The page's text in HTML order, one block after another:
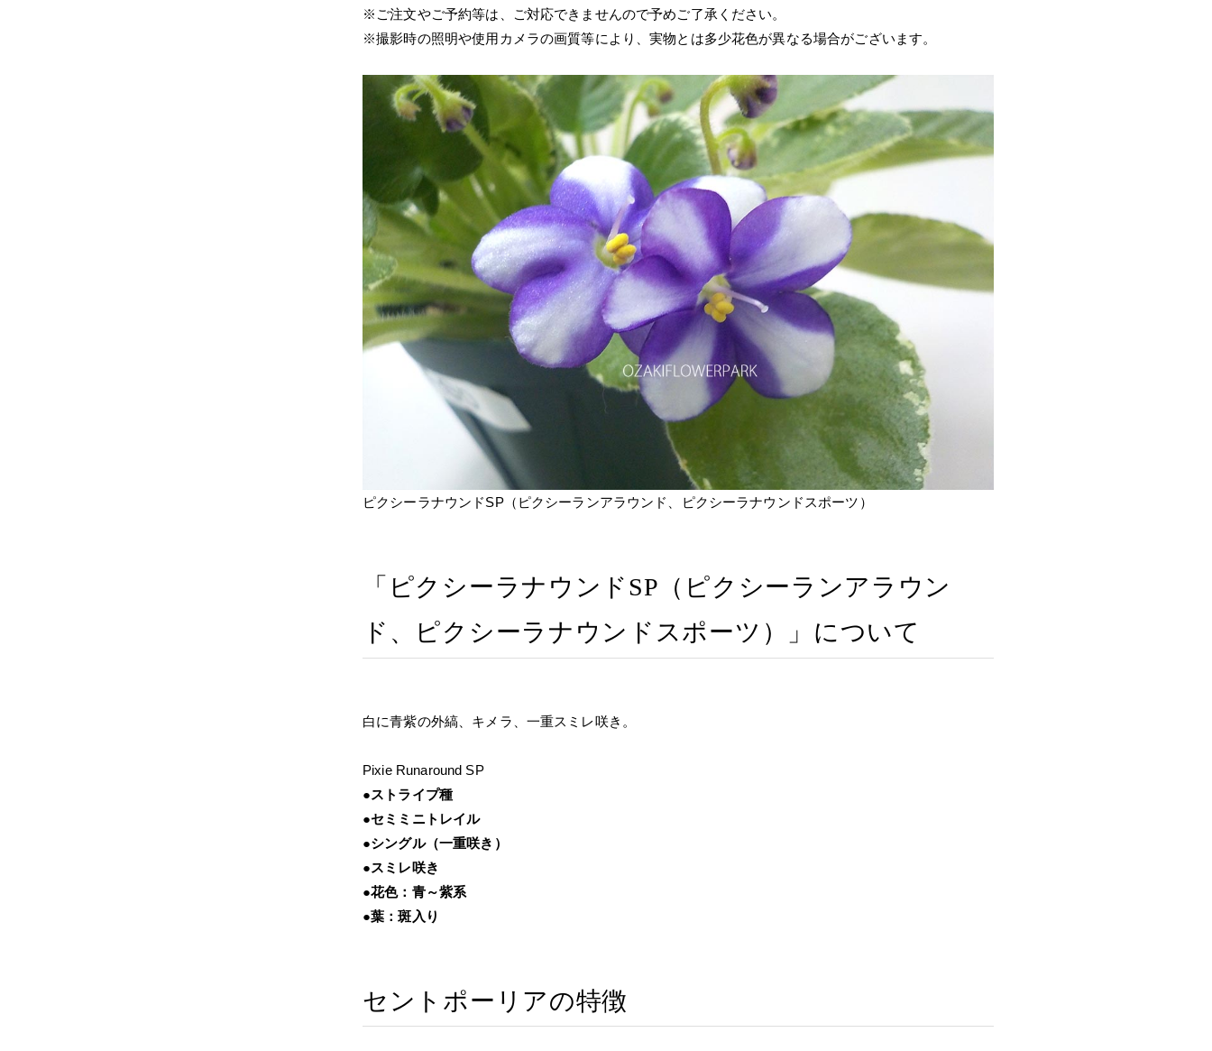
※ご注文やご予約等は、ご対応できませんので予めご了承ください。
※撮影時の照明や使用カメラの画質等により、実物とは多少花色が異なる場合がございます。
ピクシーラナウンドSP（ピクシーランアラウンド、ピクシーラナウンドスポーツ）
「ピクシーラナウンドSP（ピクシーランアラウン
ド、ピクシーラナウンドスポーツ）」について
白に青紫の外縞、キメラ、一重スミレ咲き。
Pixie Runaround SP
●ストライプ種
●セミミニトレイル
●シングル（一重咲き）
●スミレ咲き
●花色：青～紫系
●葉：斑入り
セントポーリアの特徴